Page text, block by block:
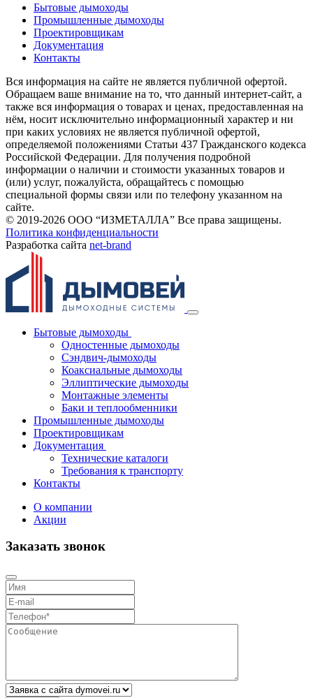
Бытовые дымоходы
Промышленные дымоходы
Проектировщикам
Документация
Контакты
Вся информация на сайте не является публичной офертой.
Обращаем ваше внимание на то, что данный интернет-сайт, а
также вся информация о товарах и ценах, предоставленная на
нём, носит исключительно информационный характер и ни
при каких условиях не является публичной офертой,
определяемой положениями Статьи 437 Гражданского кодекса
Российской Федерации. Для получения подробной
информации о наличии и стоимости указанных товаров и
(или) услуг, пожалуйста, обращайтесь с помощью
специальной формы связи или по телефону указанном на
сайте.
© 2019-2026 ООО “ИЗМЕТАЛЛА” Все права защищены.
Политика конфиденциальности
Разработка сайта net-brand
Бытовые дымоходы
Одностенные дымоходы
Сэндвич-дымоходы
Коаксиальные дымоходы
Эллиптические дымоходы
Монтажные элементы
Баки и теплообменники
Промышленные дымоходы
Проектировщикам
Документация
Технические каталоги
Требования к транспорту
Контакты
О компании
Акции
Заказать звонок